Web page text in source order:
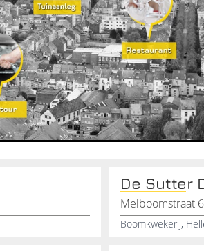
De Sutter
Meiboomstraat